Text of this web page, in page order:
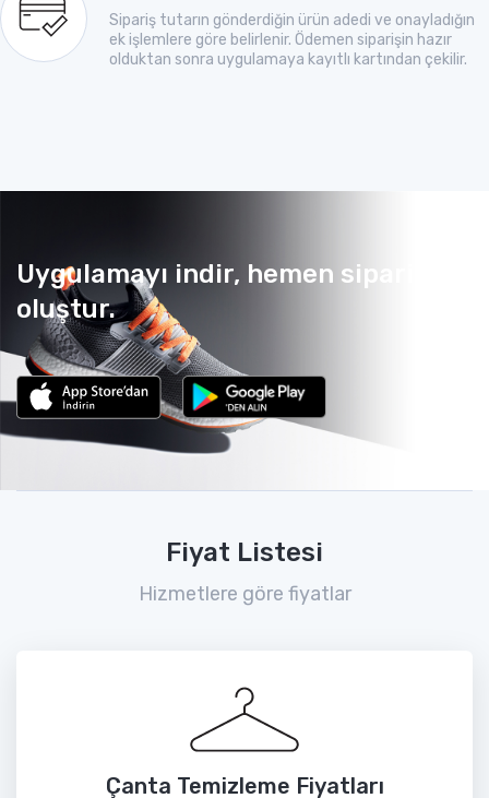
Sipariş tutarın gönderdiğin ürün adedi ve onayladığın
ek işlemlere göre belirlenir. Ödemen siparişin hazır
olduktan sonra uygulamaya kayıtlı kartından çekilir.
Uygulamayı indir, hemen sipariş
oluştur.
Fiyat Listesi
Hizmetlere göre fiyatlar
Çanta Temizleme Fiyatları